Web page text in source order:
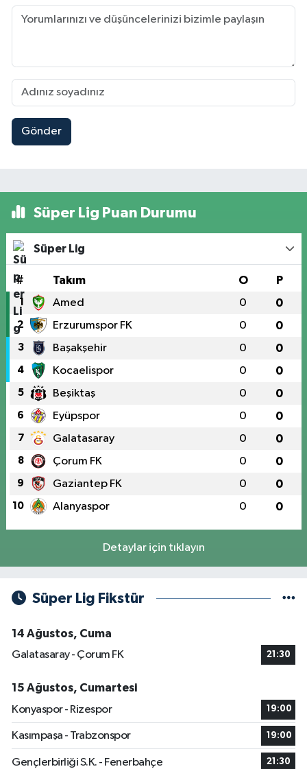
Gönder
Süper Lig Puan Durumu
Süper Lig
# Takım O P
1 Amed 0 0
2 Erzurumspor FK 0 0
3 Başakşehir 0 0
4 Kocaelispor 0 0
5 Beşiktaş 0 0
6 Eyüpspor 0 0
7 Galatasaray 0 0
8 Çorum FK 0 0
9 Gaziantep FK 0 0
10 Alanyaspor 0 0
Detaylar için tıklayın
Süper Lig Fikstür
14 Ağustos, Cuma
Galatasaray - Çorum FK
21:30
15 Ağustos, Cumartesi
Konyaspor - Rizespor
19:00
Kasımpaşa - Trabzonspor 19:00
Gençlerbirliği S.K. - Fenerbahçe 21:30